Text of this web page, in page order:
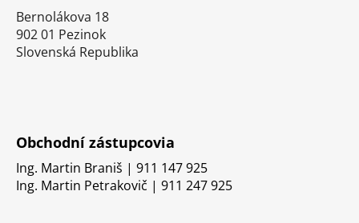
Bernolákova 18
902 01 Pezinok
Slovenská Republika
Obchodní zástupcovia
Ing. Martin Braniš | 911 147 925
Ing. Martin Petrakovič | 911 247 925